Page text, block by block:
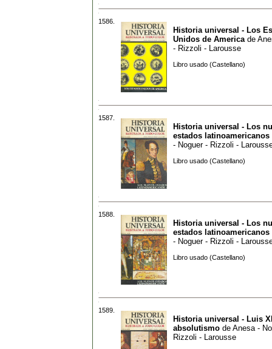
1586.
Historia universal - Los
Unidos de America de
- Rizzoli - Larousse
Libro usado (Castellano)
1587.
Historia universal - Los
estados latinoamericanos
- Noguer - Rizzoli -
Libro usado (Castellano)
1588.
Historia universal - Los
estados latinoamericanos
- Noguer - Rizzoli -
Libro usado (Castellano)
1589.
Historia universal - Luis
absolutismo de Anesa -
Rizzoli - Larousse